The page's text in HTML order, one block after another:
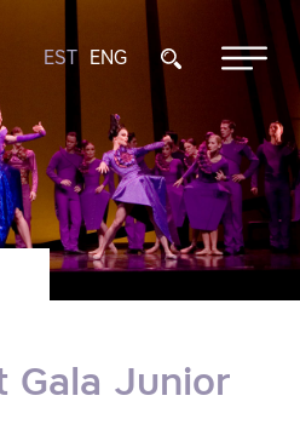
EST ENG
Gala Junior